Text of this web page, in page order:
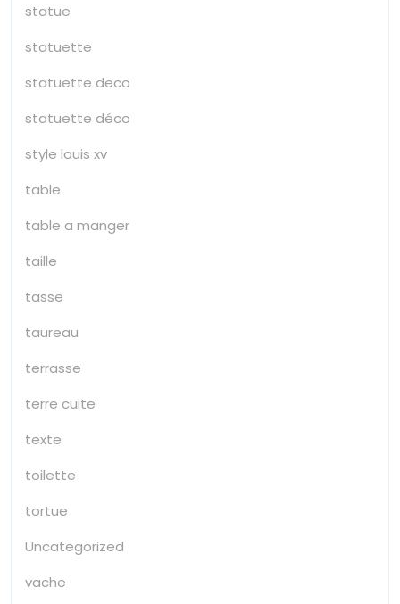
statue
statuette
statuette deco
statuette déco
style louis xv
table
table a manger
taille
tasse
taureau
terrasse
terre cuite
texte
toilette
tortue
Uncategorized
vache